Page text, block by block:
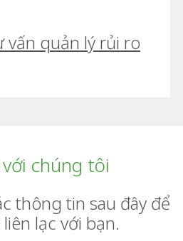
vấn quản lý rủi ro
chúng tôi
thông tin sau đây để
lạc với bạn.